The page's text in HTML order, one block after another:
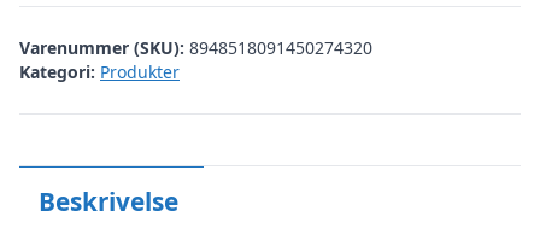
Varenummer (SKU): 8948518091450274320
Kategori: Produkter
Beskrivelse